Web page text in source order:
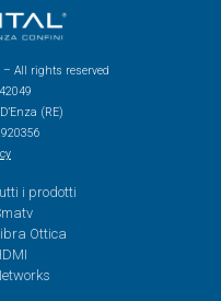
– All rights reserved
(RE)
i prodotti
Ottica